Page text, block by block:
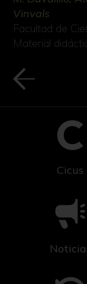
Vinvals
Facultad de
Material
Cicus